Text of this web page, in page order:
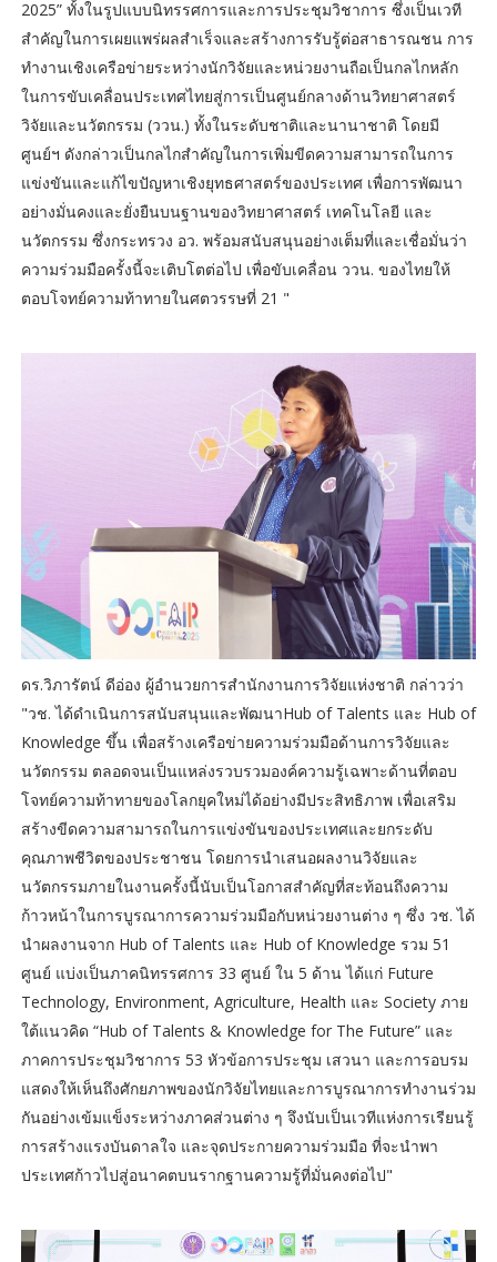
2025” ทั้งในรูปแบบนิทรรศการและการประชุมวิชาการ ซึ่งเป็นเวที
สำคัญในการเผยแพร่ผลสำเร็จและสร้างการรับรู้ต่อสาธารณชน การ
ทำงานเชิงเครือข่ายระหว่างนักวิจัยและหน่วยงานถือเป็นกลไกหลัก
ในการขับเคลื่อนประเทศไทยสู่การเป็นศูนย์กลางด้านวิทยาศาสตร์
วิจัยและนวัตกรรม (ววน.) ทั้งในระดับชาติและนานาชาติ โดยมี
ศูนย์ฯ ดังกล่าวเป็นกลไกสำคัญในการเพิ่มขีดความสามารถในการ
แข่งขันและแก้ไขปัญหาเชิงยุทธศาสตร์ของประเทศ เพื่อการพัฒนา
อย่างมั่นคงและยั่งยืนบนฐานของวิทยาศาสตร์ เทคโนโลยี และ
นวัตกรรม ซึ่งกระทรวง อว. พร้อมสนับสนุนอย่างเต็มที่และเชื่อมั่นว่า
ความร่วมมือครั้งนี้จะเติบโตต่อไป เพื่อขับเคลื่อน ววน. ของไทยให้
ตอบโจทย์ความท้าทายในศตวรรษที่ 21 "
ดร.วิภารัตน์ ดีอ่อง ผู้อำนวยการสำนักงานการวิจัยแห่งชาติ กล่าวว่า
"วช. ได้ดำเนินการสนับสนุนและพัฒนาHub of Talents และ Hub of
Knowledge ขึ้น เพื่อสร้างเครือข่ายความร่วมมือด้านการวิจัยและ
นวัตกรรม ตลอดจนเป็นแหล่งรวบรวมองค์ความรู้เฉพาะด้านที่ตอบ
โจทย์ความท้าทายของโลกยุคใหม่ได้อย่างมีประสิทธิภาพ เพื่อเสริม
สร้างขีดความสามารถในการแข่งขันของประเทศและยกระดับ
คุณภาพชีวิตของประชาชน โดยการนำเสนอผลงานวิจัยและ
นวัตกรรมภายในงานครั้งนี้นับเป็นโอกาสสำคัญที่สะท้อนถึงความ
ก้าวหน้าในการบูรณาการความร่วมมือกับหน่วยงานต่าง ๆ ซึ่ง วช. ได้
นำผลงานจาก Hub of Talents และ Hub of Knowledge รวม 51
ศูนย์ แบ่งเป็นภาคนิทรรศการ 33 ศูนย์ ใน 5 ด้าน ได้แก่ Future
Technology, Environment, Agriculture, Health และ Society ภาย
ใต้แนวคิด “Hub of Talents & Knowledge for The Future” และ
ภาคการประชุมวิชาการ 53 หัวข้อการประชุม เสวนา และการอบรม
แสดงให้เห็นถึงศักยภาพของนักวิจัยไทยและการบูรณาการทำงานร่วม
กันอย่างเข้มแข็งระหว่างภาคส่วนต่าง ๆ จึงนับเป็นเวทีแห่งการเรียนรู้
การสร้างแรงบันดาลใจ และจุดประกายความร่วมมือ ที่จะนำพา
ประเทศก้าวไปสู่อนาคตบนรากฐานความรู้ที่มั่นคงต่อไป"